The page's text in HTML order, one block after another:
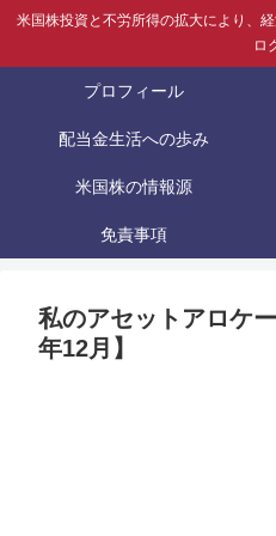
米国株投資と不労所得の拡大により、
ロ
プロフィール
配当金生活への歩み
米国株の情報源
免責事項
私のアセットアロケ
年12月】